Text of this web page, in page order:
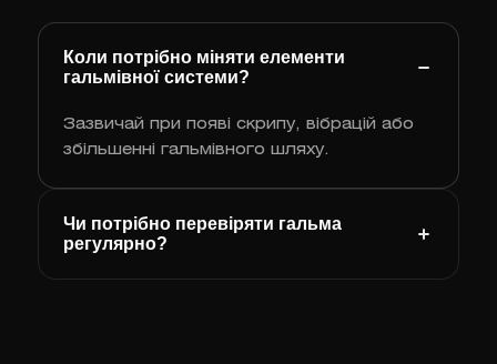
Коли потрібно міняти елементи
гальмівної системи?
Зазвичай при появі скрипу, вібрацій або
збільшенні гальмівного шляху.
Чи потрібно перевіряти гальма
регулярно?